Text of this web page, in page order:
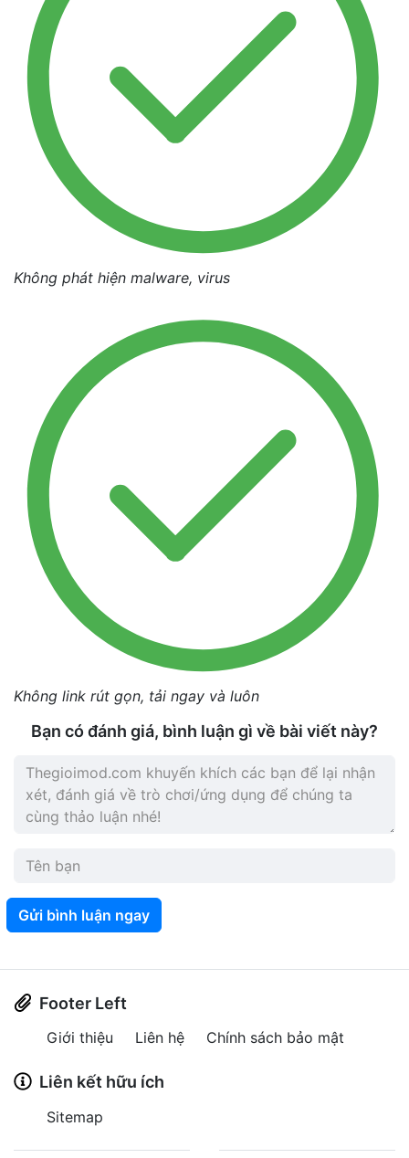
Không phát hiện malware, virus
Không link rút gọn, tải ngay và luôn
Bạn có đánh giá, bình luận gì về bài viết này?
Gửi bình luận ngay
Footer Left
Giới thiệu Liên hệ Chính sách bảo mật
Liên kết hữu ích
Sitemap